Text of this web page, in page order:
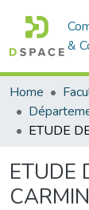
&
Home
ETUDE